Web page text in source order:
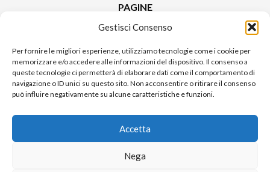
Gestisci Consenso
Per fornire le migliori esperienze, utilizziamo tecnologie come i cookie per
memorizzare e/o accedere alle informazioni del dispositivo. Il consenso a
queste tecnologie ci permetterà di elaborare dati come il comportamento di
navigazione o ID unici su questo sito. Non acconsentire o ritirare il consenso
può influire negativamente su alcune caratteristiche e funzioni.
Accetta
Nega
PAGINE
Redazione
Contatti
Pubblicità
Sitemap
RUBRICHE
Urban Video